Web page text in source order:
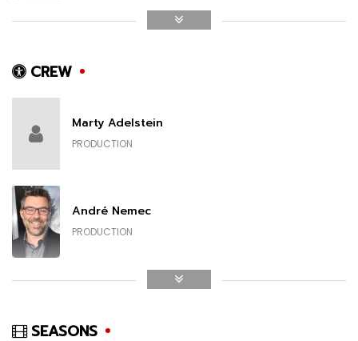
Elena Satine
JULIA
Alex Hassell
VICIOUS
CREW
Marty Adelstein
PRODUCTION
André Nemec
PRODUCTION
SEASONS